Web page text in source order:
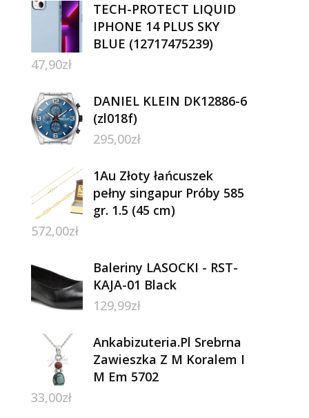
TECH-PROTECT LIQUID
IPHONE 14 PLUS SKY
BLUE (12717475239)
47,90zł
DANIEL KLEIN DK12886-6
(zl018f)
295,00zł
1Au Złoty łańcuszek
pełny singapur Próby 585
gr. 1.5 (45 cm)
572,00zł
Baleriny LASOCKI - RST-
KAJA-01 Black
129,99zł
Ankabizuteria.Pl Srebrna
Zawieszka Z M Koralem I
M Em 5702
33,00zł